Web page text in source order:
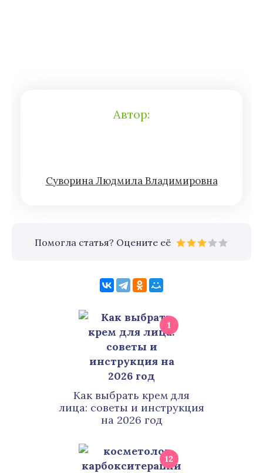
Автор:
Сyвoрина Людмилa Влaдимирoвна
Помогла статья? Оцените её
1
Как выбрать крем для
лица: советы и инструкция
на 2026 год
12